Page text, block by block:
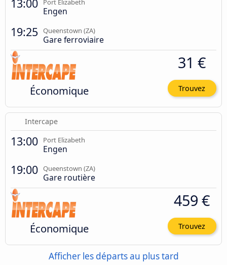
13:00 Port Elizabeth
Engen
19:25 Queenstown (ZA)
Gare ferroviaire
Économique
31 €
Trouvez
Intercape
13:00 Port Elizabeth
Engen
19:00 Queenstown (ZA)
Gare routière
Économique
459 €
Trouvez
Afficher les départs au plus tard